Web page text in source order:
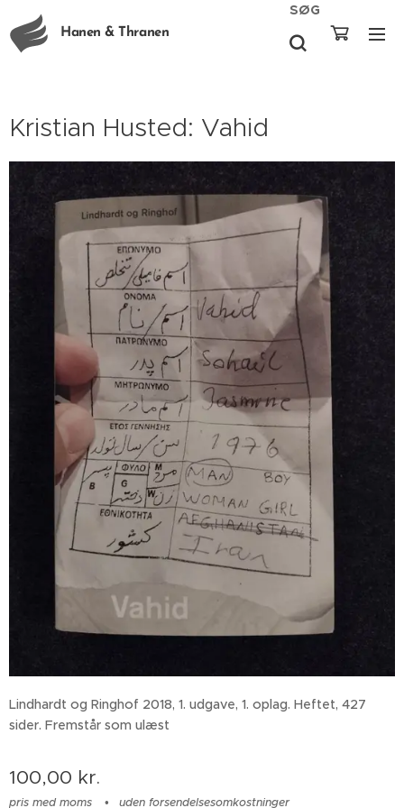
Hanen & Thranen
SØG
Kristian Husted: Vahid
Lindhardt og Ringhof 2018, 1. udgave, 1. oplag. Heftet, 427
sider. Fremstår som ulæst
100,00 kr.
pris med moms uden forsendelsesomkostninger